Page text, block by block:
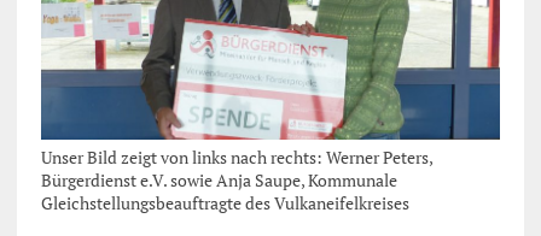
Unser Bild zeigt von links nach rechts: Werner Peters,
Bürgerdienst e.V. sowie Anja Saupe, Kommunale
Gleichstellungsbeauftragte des Vulkaneifelkreises